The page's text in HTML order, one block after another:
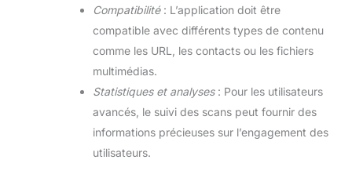
Compatibilité: L’application doit être
compatible avec différents types de contenu
comme les URL, les contacts ou les fichiers
multimédias.
Statistiques et analyses: Pour les utilisateurs
avancés, le suivi des scans peut fournir des
informations précieuses sur l’engagement des
utilisateurs.